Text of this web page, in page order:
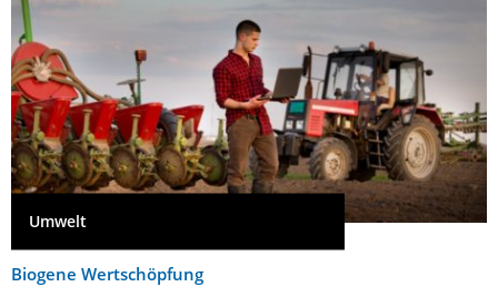
Umwelt
Biogene Wertschöpfung